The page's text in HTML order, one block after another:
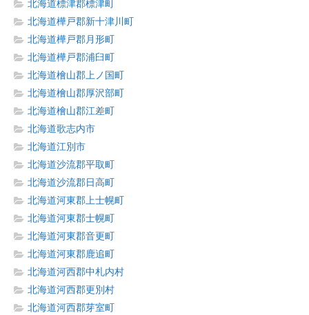
北海道標津郡標津町
北海道樺戸郡新十津川町
北海道樺戸郡月形町
北海道樺戸郡浦臼町
北海道檜山郡上ノ国町
北海道檜山郡厚沢部町
北海道檜山郡江差町
北海道歌志内市
北海道江別市
北海道沙流郡平取町
北海道沙流郡日高町
北海道河東郡上士幌町
北海道河東郡士幌町
北海道河東郡音更町
北海道河東郡鹿追町
北海道河西郡中札内村
北海道河西郡更別村
北海道河西郡芽室町